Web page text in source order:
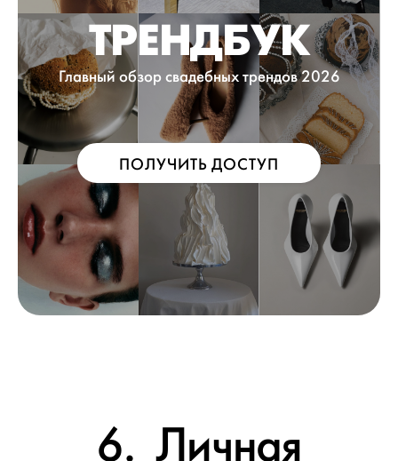
ТРЕНДБУК
Главный обзор свадебных трендов 2026
ПОЛУЧИТЬ ДОСТУП
6. Личная